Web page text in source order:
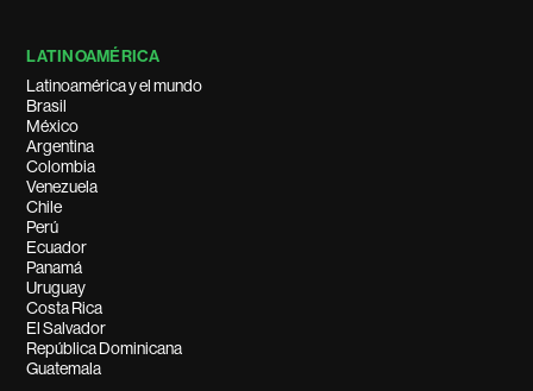
LATINOAMÉRICA
Latinoamérica y el mundo
Brasil
México
Argentina
Colombia
Venezuela
Chile
Perú
Ecuador
Panamá
Uruguay
Costa Rica
El Salvador
República Dominicana
Guatemala